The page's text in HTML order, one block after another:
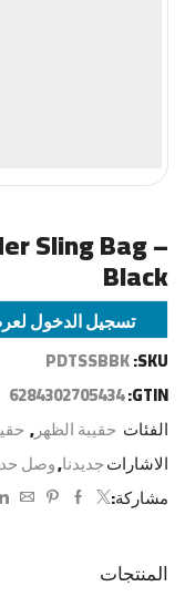
Sling Bag –
Black
تسجيل الدخول
SKU:
PDTSSBBK
GTIN:
6284302705434
الفئات حقيبة الظهر,
الاشاراتجديدنا,وصل
مشاركة:
المنتجات